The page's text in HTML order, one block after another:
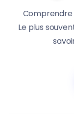
Comprendre
Le plus